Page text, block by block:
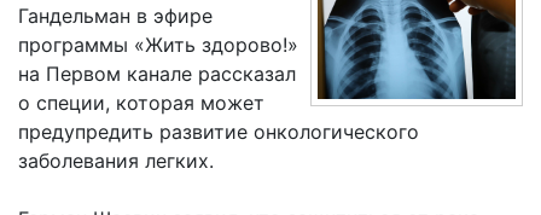
Гандельман в эфире
программы «Жить здорово!»
на Первом канале рассказал
о специи, которая может
предупредить развитие онкологического
заболевания легких.